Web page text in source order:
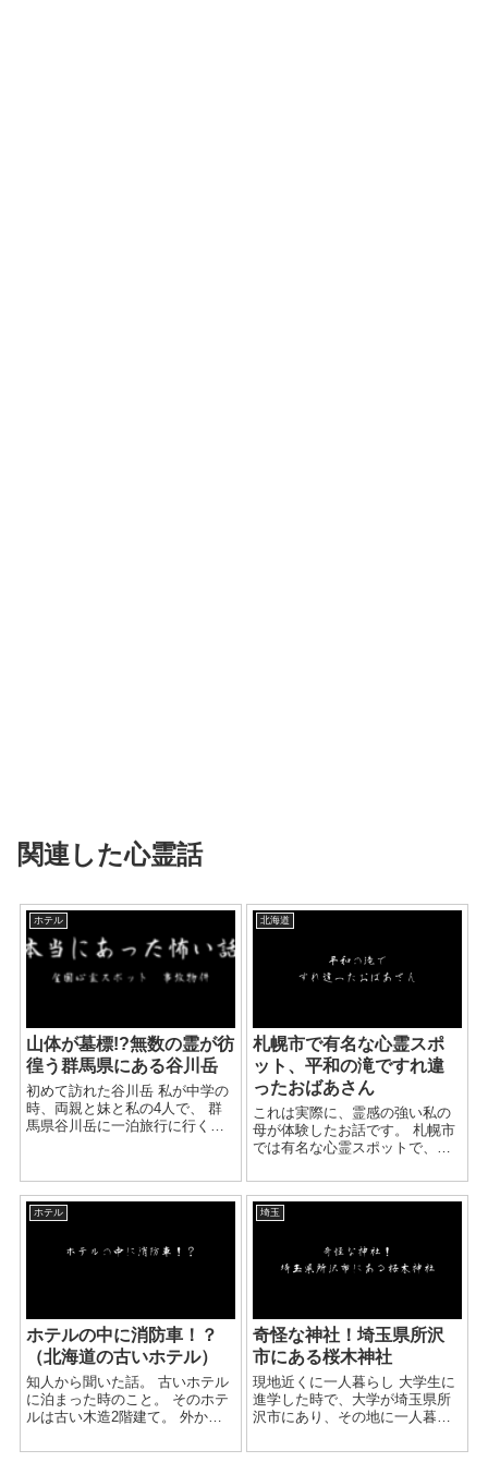
関連した心霊話
ホテル
山体が墓標!?無数の霊が彷
徨う群馬県にある谷川岳
初めて訪れた谷川岳 私が中学の
時、両親と妹と私の4人で、 群
馬県谷川岳に一泊旅行に行くこ
由は忘れました。 当日、天気も
あまりよくありませんでした。
谷川岳観...
北海道
札幌市で有名な心霊スポ
ット、平和の滝ですれ違
ったおばあさん
これは実際に、霊感の強い私の
母が体験したお話です。 札幌市
では有名な心霊スポットで、平
す。 札幌市にお住いの方だと一
度は耳にしたことがあるのでは
ないでしょうか。 そこで実際に
ホテル
ホテルの中に消防車！？
（北海道の古いホテル）
知人から聞いた話。 古いホテル
に泊まった時のこと。 そのホテ
ルは古い木造2階建て。 外から
入ると迷路のように複雑な間取
埼玉
奇怪な神社！埼玉県所沢
市にある桜木神社
現地近くに一人暮らし 大学生に
進学した時で、大学が埼玉県所
沢市にあり、その地に一人暮ら
その時は彼女がいて、よく一人